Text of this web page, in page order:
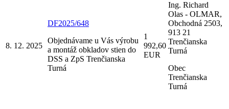
8. 12. 2025
DF2025/648
Objednávame u Vás výrobu
a montáž obkladov stien do
DSS a ZpS Trenčianska
Turná
1
992,60
EUR
Ing. Richard
Olas - OLMAR,
Obchodná 2503,
913 21
Trenčianska
Turná
Obec
Trenčianska
Turná